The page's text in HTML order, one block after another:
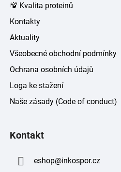
💯 Kvalita proteinů
Kontakty
Aktuality
Všeobecné obchodní podmínky
Ochrana osobních údajů
Loga ke stažení
Naše zásady (Code of conduct)
Kontakt
eshop@inkospor.cz